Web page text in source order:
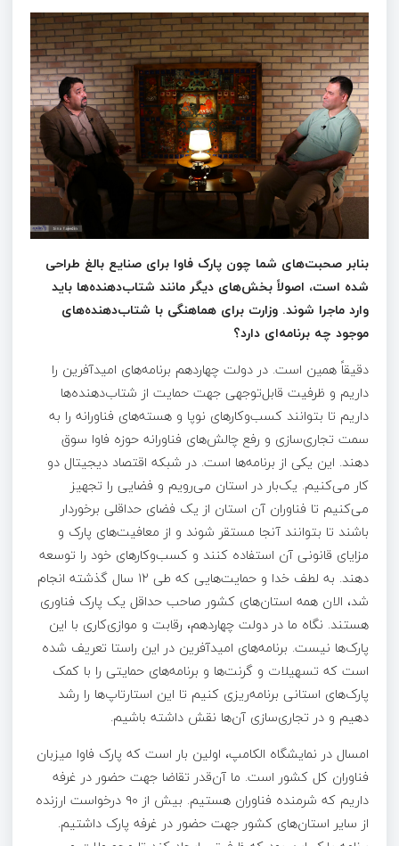
بنابر صحبت‌های شما چون پارک فاوا برای صنایع بالغ طراحی
شده است، اصولاً بخش‌های دیگر مانند شتاب‌دهنده‌ها باید
وارد ماجرا شوند. وزارت برای هماهنگی با شتاب‌دهنده‌های
موجود چه برنامه‌ای دارد؟
دقیقاً همین است. در دولت چهاردهم برنامه‌های امیدآفرین را
داریم و ظرفیت قابل‌توجهی جهت حمایت از شتاب‌دهنده‌ها
داریم تا بتوانند کسب‌وکارهای نوپا و هسته‌های فناورانه را به
سمت تجاری‌سازی و رفع چالش‌های فناورانه حوزه فاوا سوق
دهند. این یکی از برنامه‌ها است. در شبکه اقتصاد دیجیتال دو
کار می‌کنیم. یک‌بار در استان می‌رویم و فضایی را تجهیز
می‌کنیم تا فناوران آن استان از یک فضای حداقلی برخوردار
باشند تا بتوانند آنجا مستقر شوند و از معافیت‌های پارک و
مزایای قانونی آن استفاده کنند و کسب‌وکارهای خود را توسعه
دهند. به لطف خدا و حمایت‌هایی که طی ۱۲ سال گذشته انجام
شد، الان همه استان‌های کشور صاحب حداقل یک پارک فناوری
هستند. نگاه ما در دولت چهاردهم، رقابت و موازی‌کاری با این
پارک‌ها نیست. برنامه‌های امیدآفرین در این راستا تعریف شده
است که تسهیلات و گرنت‌ها و برنامه‌های حمایتی را با کمک
پارک‌های استانی برنامه‌ریزی کنیم تا این استارتاپ‌ها را رشد
دهیم و در تجاری‌سازی آن‌ها نقش داشته باشیم.
امسال در نمایشگاه الکامپ، اولین بار است که پارک فاوا میزبان
فناوران کل کشور است. ما آن‌قدر تقاضا جهت حضور در غرفه
داریم که شرمنده فناوران هستیم. بیش از ۹۰ درخواست ارزنده
از سایر استان‌های کشور جهت حضور در غرفه پارک داشتیم.